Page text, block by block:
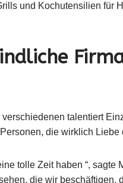
und Kochutensilien für
talentiert
die wirklich Liebe
tolle Zeit haben “, sagte
die wir beschäftigen,